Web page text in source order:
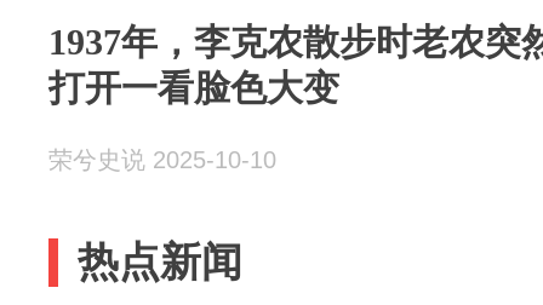
1937年，李克农散步时老农突
打开一看脸色大变
荣兮史说 2025-10-10
热点新闻